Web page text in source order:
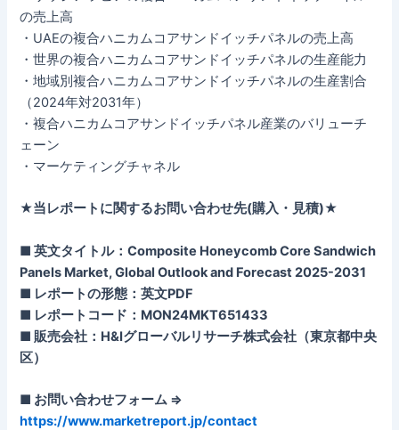
の売上高
・UAEの複合ハニカムコアサンドイッチパネルの売上高
・世界の複合ハニカムコアサンドイッチパネルの生産能力
・地域別複合ハニカムコアサンドイッチパネルの生産割合
（2024年対2031年）
・複合ハニカムコアサンドイッチパネル産業のバリューチ
ェーン
・マーケティングチャネル
★当レポートに関するお問い合わせ先(購入・見積)★
■ 英文タイトル：Composite Honeycomb Core Sandwich
Panels Market, Global Outlook and Forecast 2025-2031
■ レポートの形態：英文PDF
■ レポートコード：MON24MKT651433
■ 販売会社：H&Iグローバルリサーチ株式会社（東京都中央
区）
■ お問い合わせフォーム ⇒
https://www.marketreport.jp/contact